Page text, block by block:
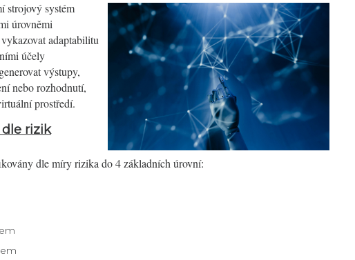
strojový systém
úrovněmi
adaptabilitu
účely
výstupy,
nebo rozhodnutí,
prostředí.
dle rizik
dle míry rizika do 4 základních úrovní: